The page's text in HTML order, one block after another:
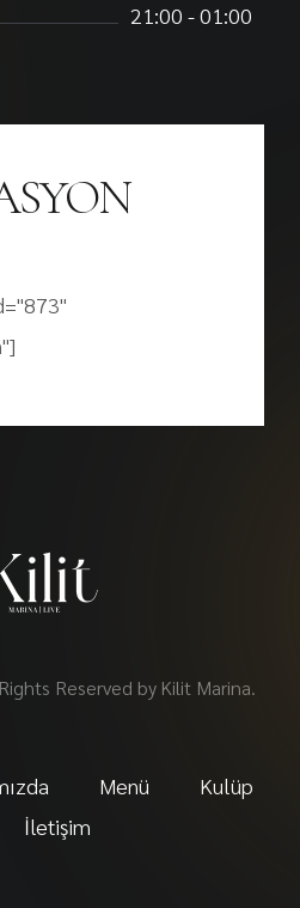
21:00 - 01:00
Reserved by Kilit Marina.
Menü
Kulüp
İletişim